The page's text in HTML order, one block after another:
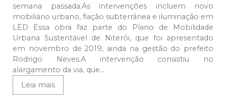
semana passada.As intervenções incluem novo
mobiliário urbano, fiação subterrânea e iluminação em
LED Essa obra faz parte do Plano de Mobilidade
Urbana Sustentável de Niterói, que foi apresentado
em novembro de 2019, ainda na gestão do prefeito
Rodrigo Neves.A intervenção consistiu no
alargamento da via, que...
Leia mais